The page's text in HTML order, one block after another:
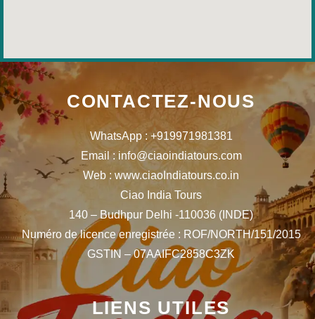
CONTACTEZ-NOUS
WhatsApp : +919971981381
Email : info@ciaoindiatours.com
Web : www.ciaoIndiatours.co.in
Ciao India Tours
140 – Budhpur Delhi -110036 (INDE)
Numéro de licence enregistrée : ROF/NORTH/151/2015
GSTIN – 07AAIFC2858C3ZK
LIENS UTILES